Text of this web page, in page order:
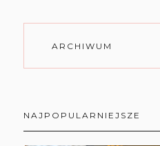
ARCHIWUM
NAJPOPULARNIEJSZE